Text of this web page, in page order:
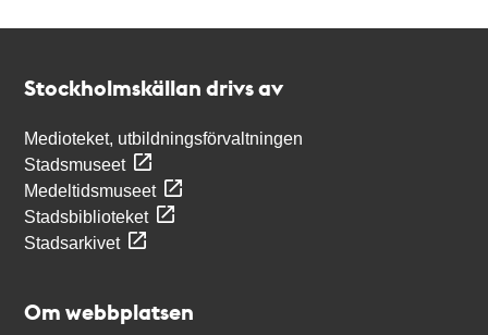
Stockholmskällan drivs av
Medioteket, utbildningsförvaltningen
Stadsmuseet
Medeltidsmuseet
Stadsbiblioteket
Stadsarkivet
Om webbplatsen